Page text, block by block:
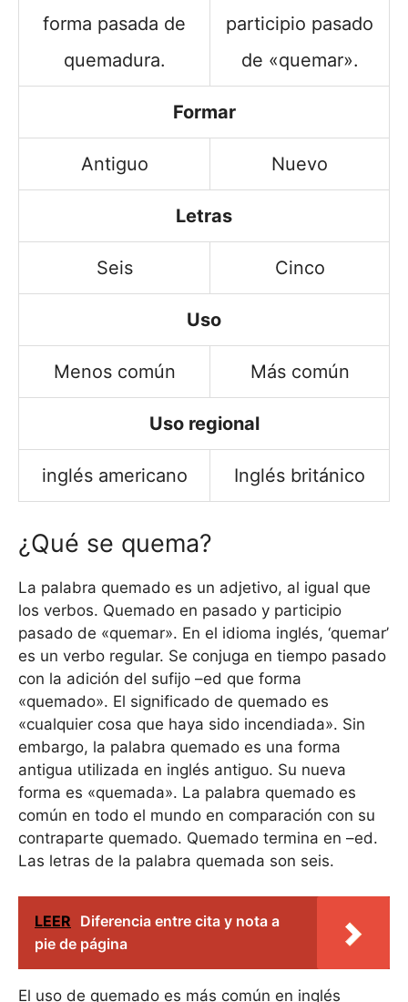
forma pasada de
quemadura.
participio pasado
de «quemar».
Formar
Antiguo Nuevo
Letras
Seis Cinco
Uso
Menos común Más común
Uso regional
inglés americano Inglés británico
¿Qué se quema?
La palabra quemado es un adjetivo, al igual que
los verbos. Quemado en pasado y participio
pasado de «quemar». En el idioma inglés, ‘quemar’
es un verbo regular. Se conjuga en tiempo pasado
con la adición del sufijo –ed que forma
«quemado». El significado de quemado es
«cualquier cosa que haya sido incendiada». Sin
embargo, la palabra quemado es una forma
antigua utilizada en inglés antiguo. Su nueva
forma es «quemada». La palabra quemado es
común en todo el mundo en comparación con su
contraparte quemado. Quemado termina en –ed.
Las letras de la palabra quemada son seis.
LEER Diferencia entre cita y nota a
pie de página
El uso de quemado es más común en inglés